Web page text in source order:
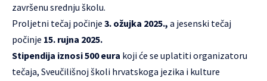
završenu srednju školu.
Proljetni tečaj počinje 3. ožujka 2025., a jesenski tečaj
počinje 15. rujna 2025.
Stipendija iznosi 500 eura koji će se uplatiti organizatoru
tečaja, Sveučilišnoj školi hrvatskoga jezika i kulture